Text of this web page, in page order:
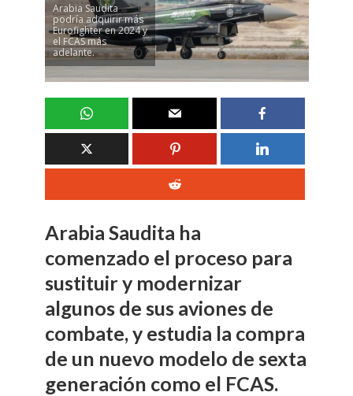
Arabia Saudita
podría adquirir más
Eurofighter en 2024 y
el FCAS más
adelante.
Arabia Saudita ha
comenzado el proceso para
sustituir y modernizar
algunos de sus aviones de
combate, y estudia la compra
de un nuevo modelo de sexta
generación como el FCAS.